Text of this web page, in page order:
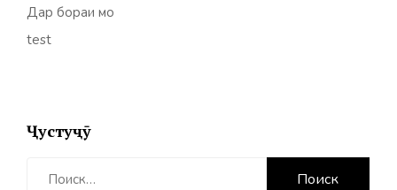
Дар бораи мо
test
Ҷустуҷӯ